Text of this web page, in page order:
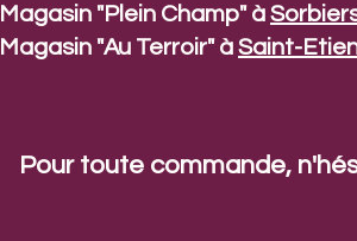
Magasin "Plein Champ" à
Magasin "Au Terroir" à Saint-
Pour toute commande,